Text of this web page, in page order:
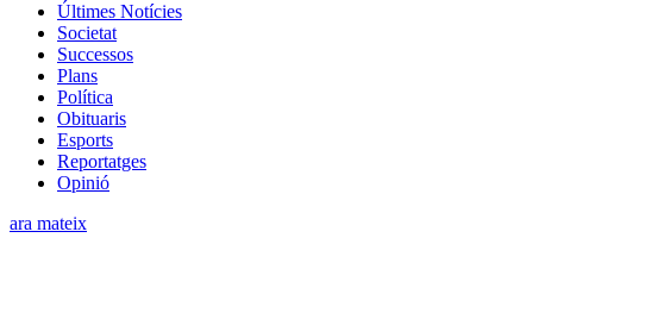
Últimes Notícies
Societat
Successos
Plans
Política
Obituaris
Esports
Reportatges
Opinió
ara mateix